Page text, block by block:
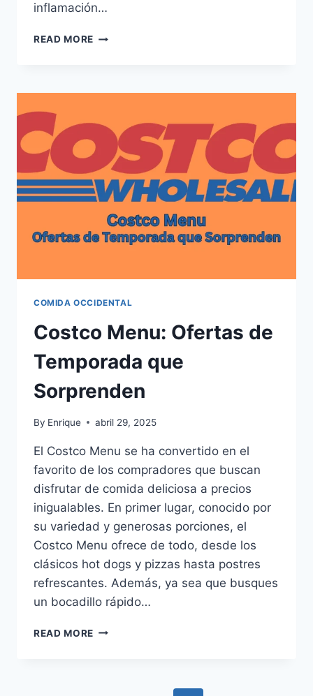
inflamación…
READ MORE DIETA
PRÁCTICA
CUIDAR
TU
ESTÓMAGO
COMIDA OCCIDENTAL
Costco Menu: Ofertas de
Temporada que
Sorprenden
By Enrique abril 29, 2025
El Costco Menu se ha convertido en el
favorito de los compradores que buscan
disfrutar de comida deliciosa a precios
inigualables. En primer lugar, conocido por
su variedad y generosas porciones, el
Costco Menu ofrece de todo, desde los
clásicos hot dogs y pizzas hasta postres
refrescantes. Además, ya sea que busques
un bocadillo rápido…
READ MORE COSTCO